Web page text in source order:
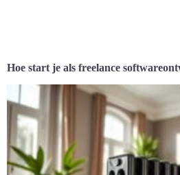
Hoe start je als freelance